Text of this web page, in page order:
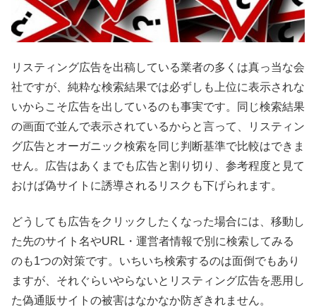
リスティング広告を出稿している業者の多くは真っ当な会
社ですが、純粋な検索結果では必ずしも上位に表示されな
いからこそ広告を出しているのも事実です。同じ検索結果
の画面で並んで表示されているからと言って、リスティン
グ広告とオーガニック検索を同じ判断基準で比較はできま
せん。広告はあくまでも広告と割り切り、参考程度と見て
おけば偽サイトに誘導されるリスクも下げられます。
どうしても広告をクリックしたくなった場合には、移動し
た先のサイト名やURL・運営者情報で別に検索してみる
のも1つの対策です。いちいち検索するのは面倒でもあり
ますが、それぐらいやらないとリスティング広告を悪用し
た偽通販サイトの被害はなかなか防ぎきれません。